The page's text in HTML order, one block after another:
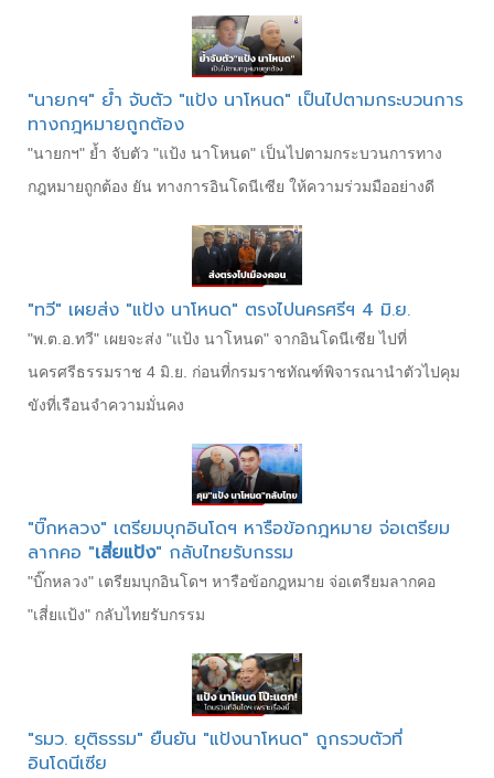
"นายกฯ" ย้ำ จับตัว "แป้ง นาโหนด" เป็นไปตามกระบวนการ
ทางกฎหมายถูกต้อง
"นายกฯ" ย้ำ จับตัว "แป้ง นาโหนด" เป็นไปตามกระบวนการทาง
กฎหมายถูกต้อง ยัน ทางการอินโดนีเซีย ให้ความร่วมมืออย่างดี
"ทวี" เผยส่ง "แป้ง นาโหนด" ตรงไปนครศรีฯ 4 มิ.ย.
"พ.ต.อ.ทวี" เผยจะส่ง "แป้ง นาโหนด" จากอินโดนีเซีย ไปที่
นครศรีธรรมราช 4 มิ.ย. ก่อนที่กรมราชทัณฑ์พิจารณานำตัวไปคุม
ขังที่เรือนจำความมั่นคง
"บิ๊กหลวง" เตรียมบุกอินโดฯ หารือข้อกฎหมาย จ่อเตรียม
ลากคอ "เสี่ยแป้ง" กลับไทยรับกรรม
"บิ๊กหลวง" เตรียมบุกอินโดฯ หารือข้อกฎหมาย จ่อเตรียมลากคอ
"เสี่ยแป้ง" กลับไทยรับกรรม
"รมว. ยุติธรรม" ยืนยัน "แป้งนาโหนด" ถูกรวบตัวที่
อินโดนีเซีย